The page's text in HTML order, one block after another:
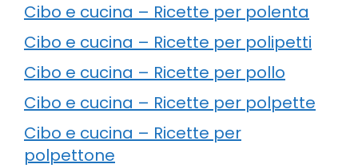
Cibo e cucina – Ricette per polenta
Cibo e cucina – Ricette per polipetti
Cibo e cucina – Ricette per pollo
Cibo e cucina – Ricette per polpette
Cibo e cucina – Ricette per
polpettone